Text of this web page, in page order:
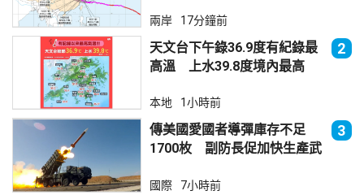
兩岸 17分鐘前
天文台下午錄36.9度有紀錄最
高溫 上水39.8度境內最高
2
本地 1小時前
傳美國愛國者導彈庫存不足
1700枚 副防長促加快生產武
3
國際 7小時前